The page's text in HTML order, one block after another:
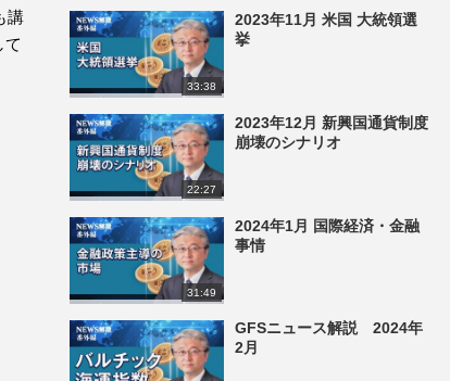
講
て
33:38
2023年11月 米国 大統領選
挙
22:27
2023年12月 新興国通貨制度
崩壊のシナリオ
31:49
2024年1月 国際経済・金融
事情
GFSニュース解説 2024年
2月